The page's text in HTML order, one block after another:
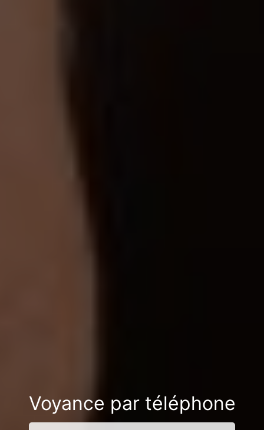
Voyance par téléphone